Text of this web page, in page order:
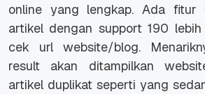
online yang lengkap. Ada fitur
artikel dengan support 190
cek url website/blog.
result akan ditampilkan
artikel duplikat seperti yang